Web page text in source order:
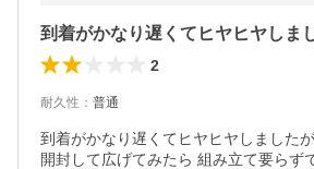
2
耐久性 ： 普通
到着がかなり遅くてヒヤヒヤしました
開封して広げてみたら 組み立て要らず